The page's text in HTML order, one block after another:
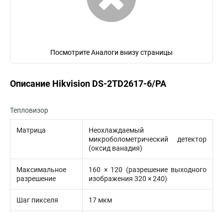
Посмотрите Аналоги внизу страницы
Описание Hikvision DS-2TD2617-6/PA
Тепловизор
Матрица
Неохлаждаемый
микроболометрический детектор
(оксид ванадия)
Максимальное
разрешение
160 × 120 (разрешение выходного
изображения 320 × 240)
Шаг пикселя 17 мкм